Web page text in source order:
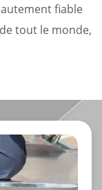
fiable
tout le monde,